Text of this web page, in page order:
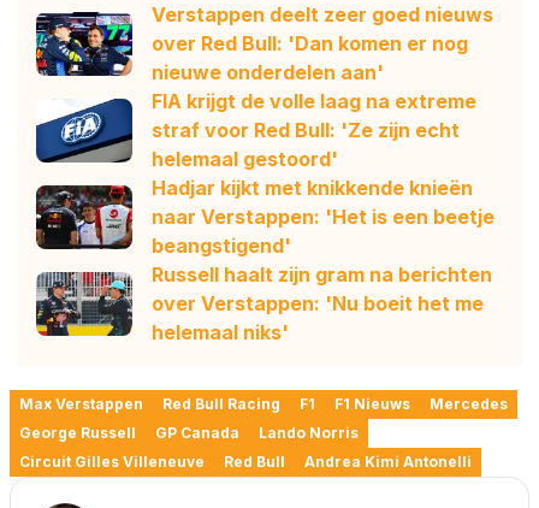
Verstappen deelt zeer goed nieuws
over Red Bull: 'Dan komen er nog
nieuwe onderdelen aan'
FIA krijgt de volle laag na extreme
straf voor Red Bull: 'Ze zijn echt
helemaal gestoord'
Hadjar kijkt met knikkende knieën
naar Verstappen: 'Het is een beetje
beangstigend'
Russell haalt zijn gram na berichten
over Verstappen: 'Nu boeit het me
helemaal niks'
Max Verstappen Red Bull Racing F1 F1 Nieuws
Mercedes
George Russell
GP Canada
Lando Norris
Circuit Gilles Villeneuve
Red Bull Andrea Kimi Antonelli